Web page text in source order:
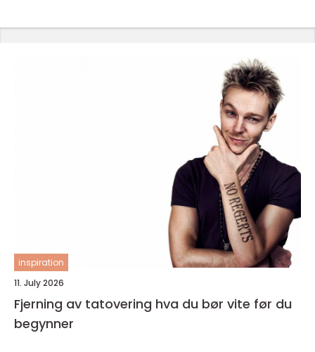
inspiration
11. July 2026
Fjerning av tatovering hva du bør vite før du
begynner